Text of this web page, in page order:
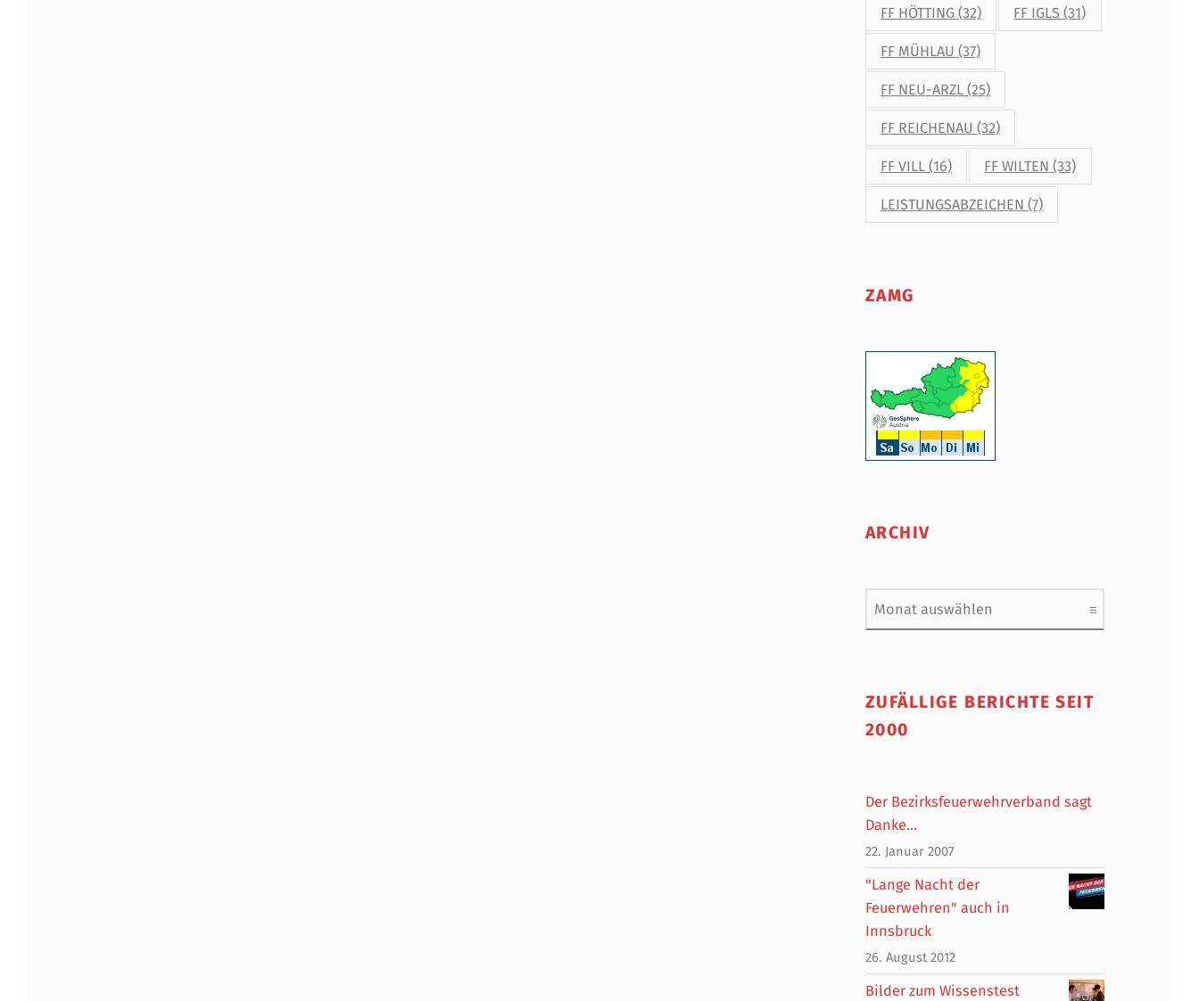
FF HÖTTING (32) FF IGLS (31)
FF MÜHLAU (37)
FF NEU-ARZL (25)
FF REICHENAU (32)
FF VILL (16) FF WILTEN (33)
LEISTUNGSABZEICHEN (7)
ZAMG
ARCHIV
Archiv
ZUFÄLLIGE BERICHTE SEIT
2000
Der Bezirksfeuerwehrverband sagt
Danke…
22. Januar 2007
"Lange Nacht der
Feuerwehren" auch in
Innsbruck
26. August 2012
Bilder zum Wissenstest